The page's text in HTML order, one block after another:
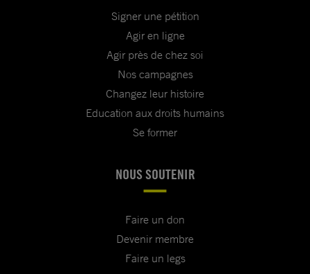
Signer une pétition
Agir en ligne
Agir près de chez soi
Nos campagnes
Changez leur histoire
Education aux droits humains
Se former
NOUS SOUTENIR
Faire un don
Devenir membre
Faire un legs